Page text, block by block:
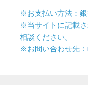
※お支払い方法：銀
※当サイトに記載
相談ください。
※お問い合わせ先：